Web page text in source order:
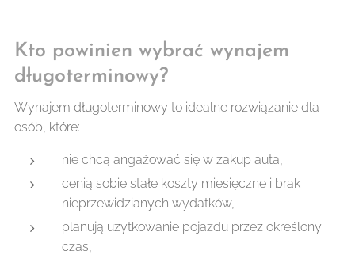
Kto powinien wybrać wynajem
długoterminowy?
Wynajem długoterminowy to idealne rozwiązanie dla
osób, które:
nie chcą angażować się w zakup auta,
cenią sobie stałe koszty miesięczne i brak
nieprzewidzianych wydatków,
planują użytkowanie pojazdu przez określony
czas,